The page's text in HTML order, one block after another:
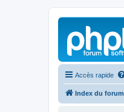
Accès rapide
Index du forum